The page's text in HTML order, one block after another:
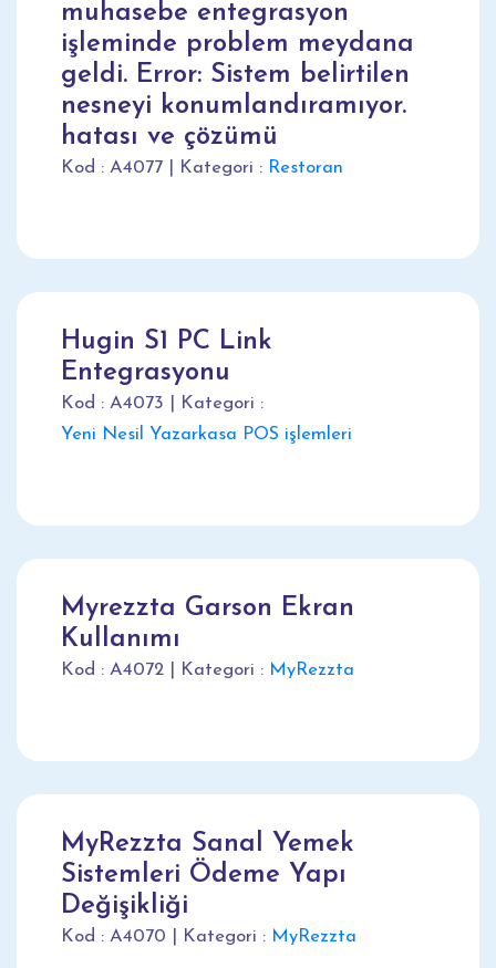
muhasebe entegrasyon
işleminde problem meydana
geldi. Error: Sistem belirtilen
nesneyi konumlandıramıyor.
hatası ve çözümü
Kod : A4077 | Kategori : Restoran
Hugin S1 PC Link
Entegrasyonu
Kod : A4073 | Kategori :
Yeni Nesil Yazarkasa POS işlemleri
Myrezzta Garson Ekran
Kullanımı
Kod : A4072 | Kategori : MyRezzta
MyRezzta Sanal Yemek
Sistemleri Ödeme Yapı
Değişikliği
Kod : A4070 | Kategori : MyRezzta